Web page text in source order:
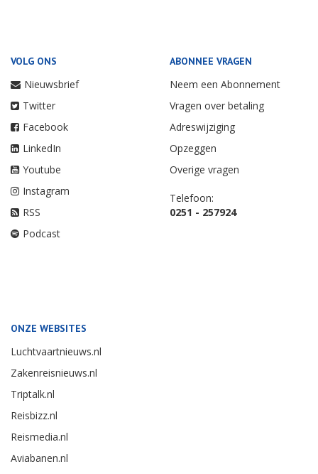
VOLG ONS
Nieuwsbrief
Twitter
Facebook
LinkedIn
Youtube
Instagram
RSS
Podcast
ABONNEE VRAGEN
Neem een Abonnement
Vragen over betaling
Adreswijziging
Opzeggen
Overige vragen
Telefoon:
0251 - 257924
ONZE WEBSITES
Luchtvaartnieuws.nl
Zakenreisnieuws.nl
Triptalk.nl
Reisbizz.nl
Reismedia.nl
Aviabanen.nl